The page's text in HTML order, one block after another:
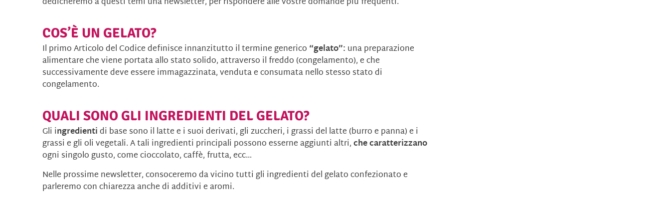
COS’È UN GELATO?
Il primo Articolo del Codice definisce innanzitutto il termine generico “gelato”: una preparazione
alimentare che viene portata allo stato solido, attraverso il freddo (congelamento), e che
successivamente deve essere immagazzinata, venduta e consumata nello stesso stato di
congelamento.
QUALI SONO GLI INGREDIENTI DEL GELATO?
Gli ingredientidi base sono il latte e i suoi derivati, gli zuccheri, i grassi del latte (burro e panna) e i
grassi e gli oli vegetali. A tali ingredienti principali possono esserne aggiunti altri,che caratterizzano
ogni singolo gusto, come cioccolato, caffè, frutta, ecc…
Nelle prossime newsletter, consoceremo da vicino tutti gli ingredienti del gelato confezionato e
parleremo con chiarezza anche di additivi e aromi.